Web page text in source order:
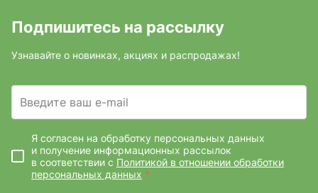
Подпишитесь на рассылку
Узнавайте о новинках, акциях и распродажах!
Введите ваш e-mail
Я согласен на обработку персональных данных
и получение информационных рассылок
в соответствии с Политикой в отношении обработки
персональных данных *